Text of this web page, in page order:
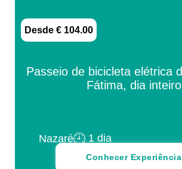
Desde € 104.00
Passeio de bicicleta elétrica
Fátima, dia inteiro
Nazaré 1 dia
Conhecer Experiência